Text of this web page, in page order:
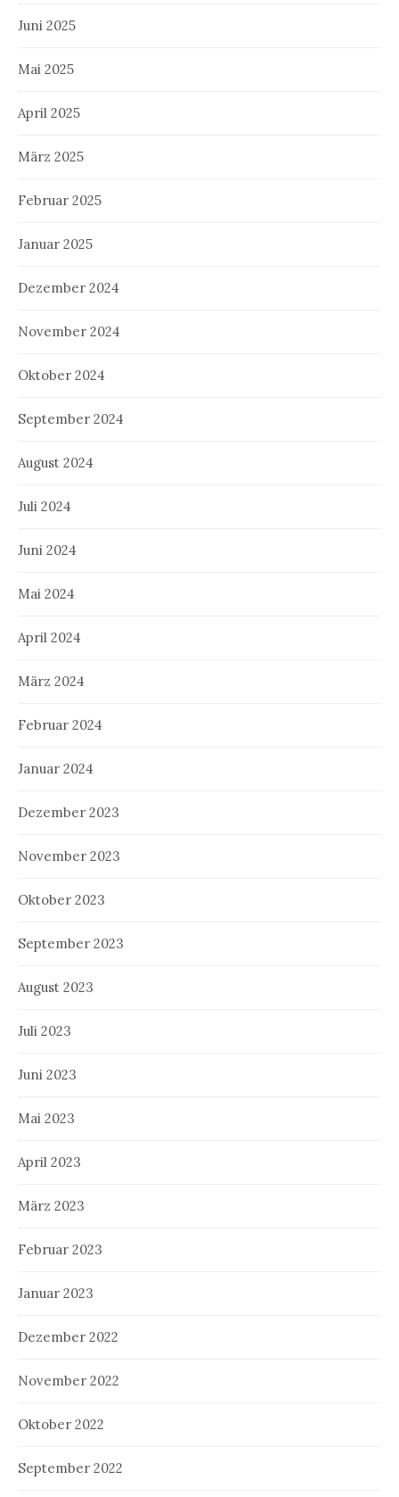
Juni 2025
Mai 2025
April 2025
März 2025
Februar 2025
Januar 2025
Dezember 2024
November 2024
Oktober 2024
September 2024
August 2024
Juli 2024
Juni 2024
Mai 2024
April 2024
März 2024
Februar 2024
Januar 2024
Dezember 2023
November 2023
Oktober 2023
September 2023
August 2023
Juli 2023
Juni 2023
Mai 2023
April 2023
März 2023
Februar 2023
Januar 2023
Dezember 2022
November 2022
Oktober 2022
September 2022